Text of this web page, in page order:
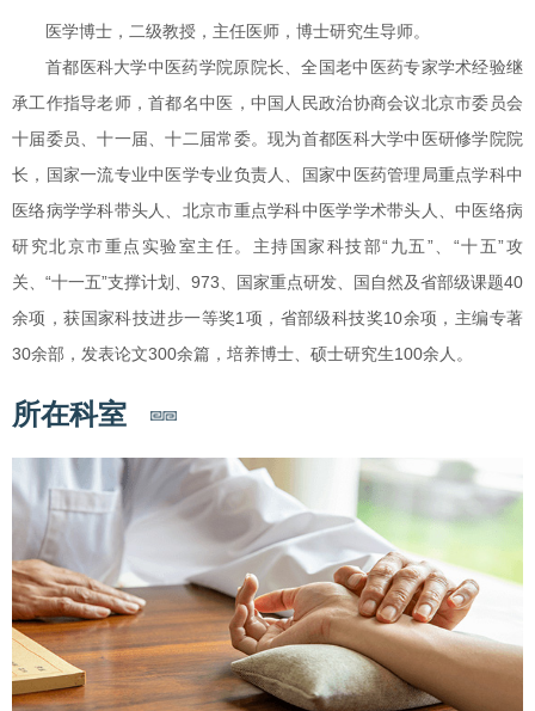
医学博士，二级教授，主任医师，博士研究生导师。
首都医科大学中医药学院原院长、全国老中医药专家学术经验继
承工作指导老师，首都名中医，中国人民政治协商会议北京市委员会
十届委员、十一届、十二届常委。现为首都医科大学中医研修学院院
长，国家一流专业中医学专业负责人、国家中医药管理局重点学科中
医络病学学科带头人、北京市重点学科中医学学术带头人、中医络病
研究北京市重点实验室主任。主持国家科技部“九五”、“十五”攻
关、“十一五”支撑计划、973、国家重点研发、国自然及省部级课题40
余项，获国家科技进步一等奖1项，省部级科技奖10余项，主编专著
30余部，发表论文300余篇，培养博士、硕士研究生100余人。
所在科室